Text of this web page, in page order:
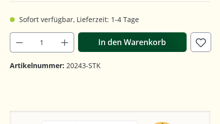
Sofort verfügbar, Lieferzeit: 1-4 Tage
In den Warenkorb
Artikelnummer: 20243-STK